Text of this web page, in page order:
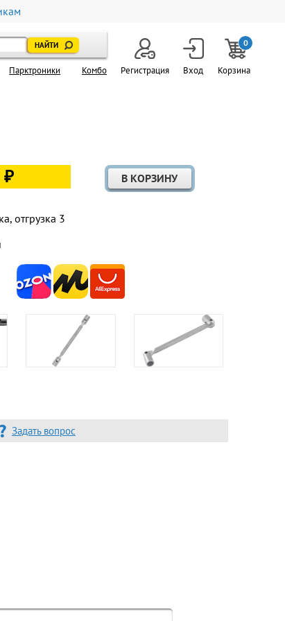
Парктроники Комбо Регистрация Вход
0
Корзина
₽
отгрузка 3
Задать вопрос